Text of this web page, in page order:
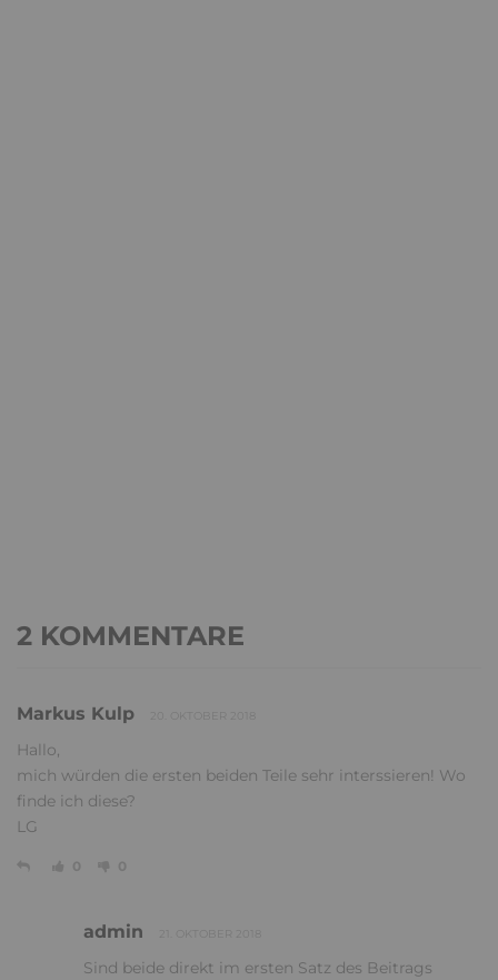
2 KOMMENTARE
Markus Kulp
Hallo,
mich würden die ersten beiden Teile sehr interssieren! Wo
finde ich diese?
LG
0 0
admin
Sind beide direkt im ersten Satz des Beitrags